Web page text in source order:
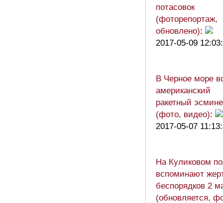
потасовок
(фоторепортаж,
обновлено):
2017-05-09
В Черное море
американский
ракетный
(фото, видео):
2017-05-07
На Куликовом
вспоминают
беспорядков 2
(обновляется,